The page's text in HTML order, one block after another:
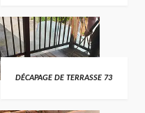
DÉCAPAGE DE TERRASSE 73